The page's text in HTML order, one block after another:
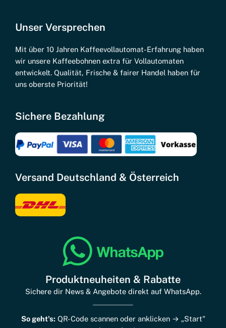
Unser Versprechen
Mit über 10 Jahren Kaffeevollautomat-Erfahrung haben
wir unsere Kaffeebohnen extra für Vollautomaten
entwickelt. Qualität, Frische & fairer Handel haben für
uns oberste Priorität!
Sichere Bezahlung
Versand Deutschland & Österreich
Produktneuheiten & Rabatte
Sichere dir News & Angebote direkt auf WhatsApp.
So geht's: QR-Code scannen oder anklicken → „Start"